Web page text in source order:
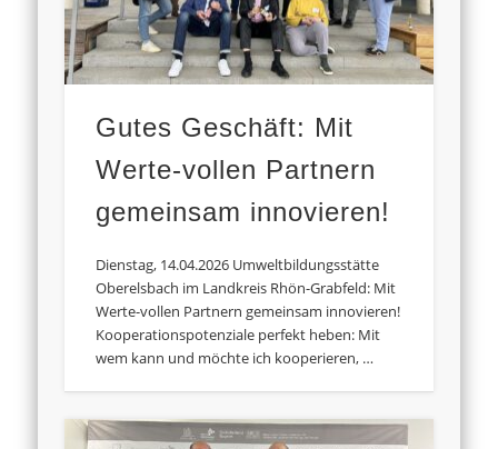
Gutes Geschäft: Mit
Werte-vollen Partnern
gemeinsam innovieren!
Dienstag, 14.04.2026 Umweltbildungsstätte
Oberelsbach im Landkreis Rhön-Grabfeld: Mit
Werte-vollen Partnern gemeinsam innovieren!
Kooperationspotenziale perfekt heben: Mit
wem kann und möchte ich kooperieren, …